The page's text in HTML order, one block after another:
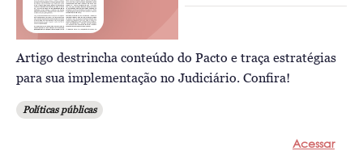
Artigo destrincha conteúdo do Pacto e traça estratégias
para sua implementação no Judiciário. Confira!
Políticas públicas
Acessar